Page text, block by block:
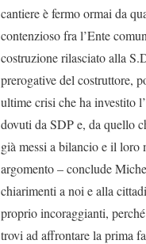
cantiere è fermo ormai da
contenzioso fra l’Ente
costruzione rilasciato alla
prerogative del costruttore,
ultime crisi che ha investito
dovuti da SDP e, da quello
già messi a bilancio e il loro
argomento – conclude
chiarimenti a noi e alla
proprio incoraggianti,
trovi ad affrontare la prima